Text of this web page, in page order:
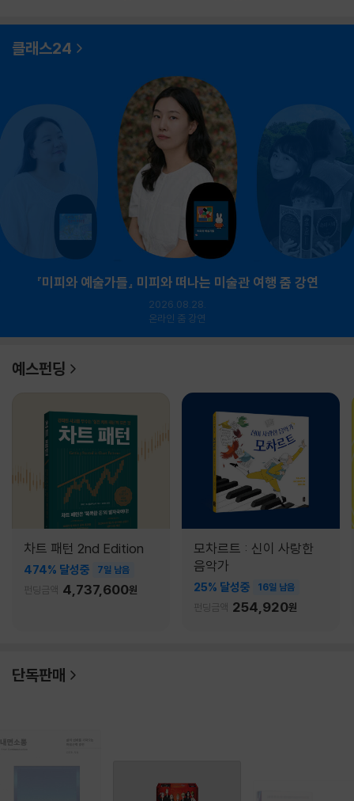
클래스24
『미피와 예술가들』 미피와 떠나는 미술관 여행 줌 강연
2026.08.28.
온라인 줌 강연
예스펀딩
차트 패턴 2nd Edition
474% 달성중 7일 남음
펀딩금액 4,737,600원
모차르트 : 신이 사랑한
음악가
25% 달성중 16일 남음
펀딩금액 254,920원
단독판매